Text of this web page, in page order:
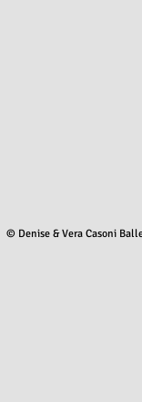
© Denise & Vera Casoni